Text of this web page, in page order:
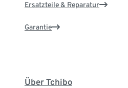
Ersatzteile & Reparatur
Garantie
Über Tchibo